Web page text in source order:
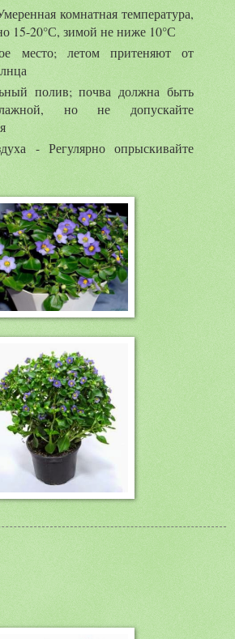
комнатная температура,
15-20°С, зимой не ниже 10°С
место; летом притеняют от
полив; почва должна быть
но не допускайте
- Регулярно опрыскивайте